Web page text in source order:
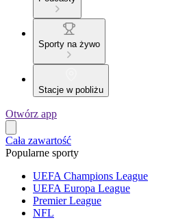
Sporty na żywo
Stacje w pobliżu
Otwórz app
Cała zawartość
Popularne sporty
UEFA Champions League
UEFA Europa League
Premier League
NFL